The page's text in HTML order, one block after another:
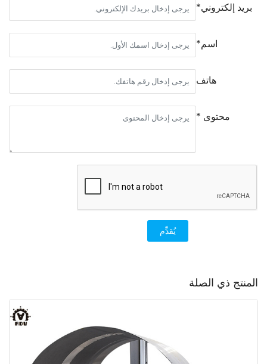
بريد إلكتروني*
اسم*
هاتف
محتوى *
يُقدِّم
المنتج ذي الصلة